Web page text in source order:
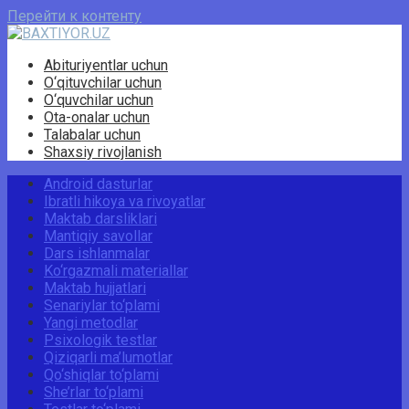
Перейти к контенту
Abituriyentlar uchun
O‘qituvchilar uchun
O‘quvchilar uchun
Ota-onalar uchun
Talabalar uchun
Shaxsiy rivojlanish
Android dasturlar
Ibratli hikoya va rivoyatlar
Maktab darsliklari
Mantiqiy savollar
Dars ishlanmalar
Ko‘rgazmali materiallar
Maktab hujjatlari
Senariylar to‘plami
Yangi metodlar
Psixologik testlar
Qiziqarli ma’lumotlar
Qo‘shiqlar to‘plami
She’rlar to‘plami